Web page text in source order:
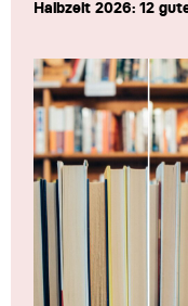
Halbzeit 2026: 12